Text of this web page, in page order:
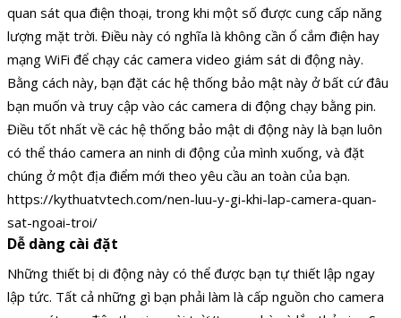
quan sát qua điện thoại, trong khi một số được cung cấp năng
lượng mặt trời. Điều này có nghĩa là không cần ổ cắm điện hay
mạng WiFi để chạy các camera video giám sát di động này.
Bằng cách này, bạn đặt các hệ thống bảo mật này ở bất cứ đâu
bạn muốn và truy cập vào các camera di động chạy bằng pin.
Điều tốt nhất về các hệ thống bảo mật di động này là bạn luôn
có thể tháo camera an ninh di động của mình xuống, và đặt
chúng ở một địa điểm mới theo yêu cầu an toàn của bạn.
https://kythuatvtech.com/nen-luu-y-gi-khi-lap-camera-quan-
sat-ngoai-troi/
Dễ dàng cài đặt
Những thiết bị di động này có thể được bạn tự thiết lập ngay
lập tức. Tất cả những gì bạn phải làm là cấp nguồn cho camera